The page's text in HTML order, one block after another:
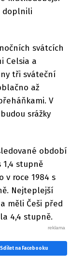
doplnili
svátcích
Celsia a
tři sváteční
až
V
srážky
období
1,4 stupně
v roce 1984 s
Nejteplejší
měli Češi před
4,4 stupně.
Sdílet na Facebooku